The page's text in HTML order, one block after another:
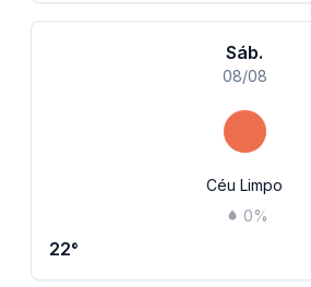
Sáb.
08/08
Céu Limpo
0%
22°